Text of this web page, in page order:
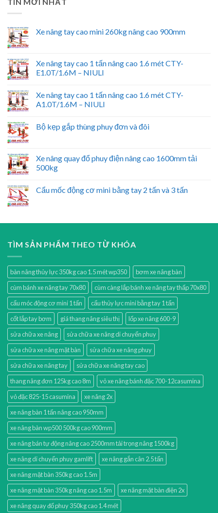
Xe nâng tay cao mini 260kg nâng cao 900mm
Xe nâng tay cao 1 tấn nâng cao 1.6 mét CTY-
E1.0T/1.6M – NIULI
Xe nâng tay cao 1 tấn nâng cao 1.6 mét CTY-
A1.0T/1.6M – NIULI
Bộ kẹp gắp thùng phuy đơn và đôi
Xe nâng quay đổ phuy điện nâng cao 1600mm tải
500kg
Cẩu mốc động cơ mini bằng tay 2 tấn và 3 tấn
TÌM SẢN PHẨM THEO TỪ KHÓA
bàn nâng thủy lực 350kg cao 1.5 mét wp350
bơm xe nâng bàn
cùm bánh xe nâng tay 70x80
cùm càng lắp bánh xe nâng tay thấp 70x80
cẩu móc động cơ mini 1 tấn
cẩu thủy lực mini bằng tay 1 tấn
cốt lắp tay bơm
giá thang nâng siêu thị
lốp xe nâng 600-9
sửa chữa xe nâng
sửa chữa xe nâng di chuyển phuy
sửa chữa xe nâng mặt bàn
sửa chữa xe nâng phuy
sửa chữa xe nâng tay
sửa chữa xe nâng tay cao
thang nâng đơn 125kg cao 8m
vỏ xe nâng bánh đặc 700-12casumina
vỏ đặc 825-15 casumina
xe nâng 2x
xe nâng bàn 1 tấn nâng cao 950mm
xe nâng bàn wp500 500kg cao 900mm
xe nâng bán tự động nâng cao 2500mm tải trọng nâng 1500kg
xe nâng di chuyển phuy gamlift
xe nâng gắn cân 2.5 tấn
xe nâng mặt bàn 350kg cao 1.5m
xe nâng mặt bàn 350kg nâng cao 1.5m
xe nâng mặt bàn điện 2x
xe nâng quay đổ phuy 350kg cao 1.4 mét